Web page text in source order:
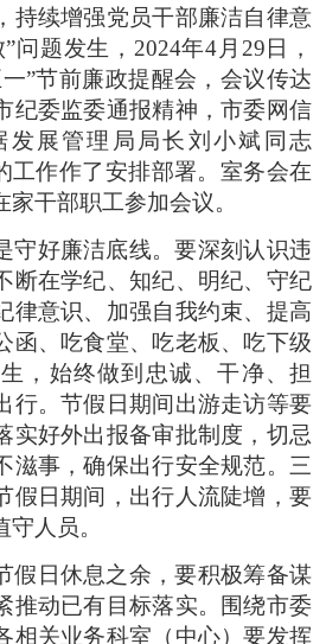
持续增强党员干部廉洁自律意
问题发生，2024年4月29日，
”节前廉政提醒会，会议传达
纪委监委通报精神，市委网信
发展管理局局长刘小斌同志
工作作了安排部署。室务会在
干部职工参加会议。
守好廉洁底线。要深刻认识违
断在学纪、知纪、明纪、守纪
律意识、加强自我约束、提高
函、吃食堂、吃老板、吃下级
，始终做到忠诚、干净、担
行。节假日期间出游走访等要
实好外出报备审批制度，切忌
滋事，确保出行安全规范。三
假日期间，出行人流陡增，要
人员。
假日休息之余，要积极筹备谋
推动已有目标落实。围绕市委
相关业务科室（中心）要发挥